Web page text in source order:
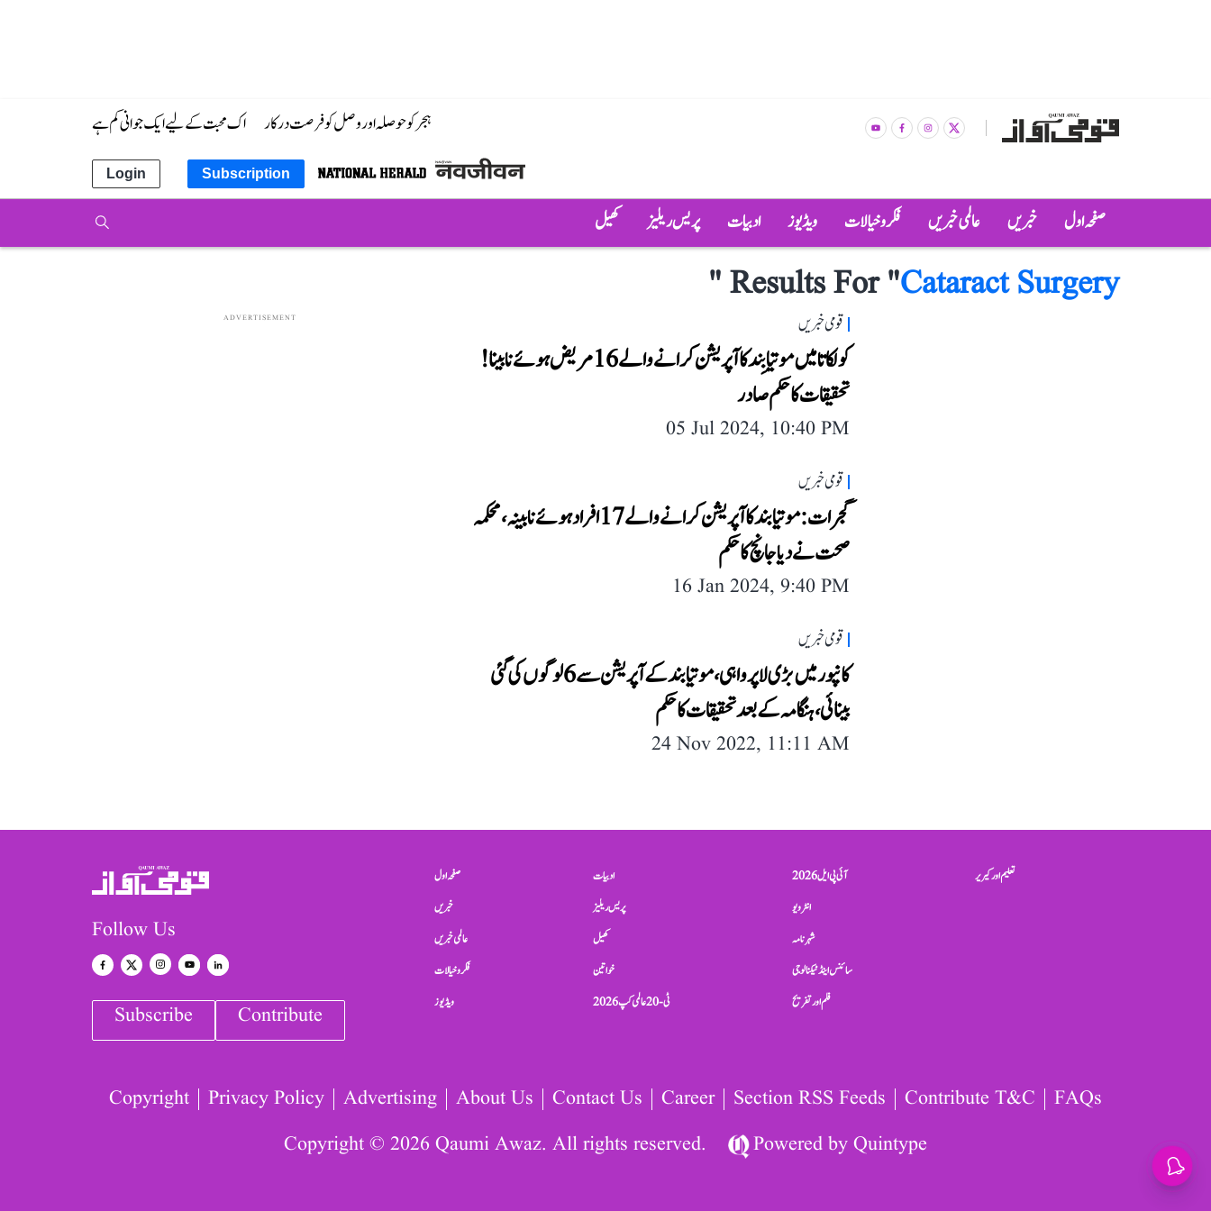
ہجر کو حوصلہ اور وصل کو فرصت درکار اک محبت کے لیے ایک جوانی کم ہے
Subscription
Login
صفحہ اول خبریں عالمی خبریں فکر و خیالات ویڈیوز ادبیات پریس ریلیز کھیل
Results For "Cataract Surgery
"
قومی خبریں
کولکاتا میں موتیا بِند کا آپریشن کرانے والے 16 مریض ہوئے نابینا!
تحقیقات کا حکم صادر
05 Jul 2024, 10:40 PM
قومی خبریں
گجرات: موتیابند کا آپریشن کرانے والے 17 افراد ہوئے نابینہ، محکمہ
صحت نے دیا جانچ کا حکم
16 Jan 2024, 9:40 PM
قومی خبریں
کانپور میں بڑی لاپرواہی، موتیابند کے آپریشن سے 6 لوگوں کی گئی
بینائی، ہنگامہ کے بعد تحقیقات کا حکم
24 Nov 2022, 11:11 AM
ADVERTISEMENT
Follow Us
Subscribe Contribute
صفحہ اول
خبریں
عالمی خبریں
فکر و خیالات
ویڈیوز
ادبیات
پریس ریلیز
کھیل
خواتین
ٹی-20 عالمی کپ 2026
آئی پی ایل 2026
انٹرویو
شہرنامہ
سائنس اینڈ ٹیکنالوجی
فلم اور تفریح
تعلیم اور کیریر
Copyright Privacy Policy Advertising About Us Contact Us Career Section RSS Feeds Contribute T&C
FAQs
Copyright © 2026 Qaumi Awaz. All rights reserved.
Powered byQuintype